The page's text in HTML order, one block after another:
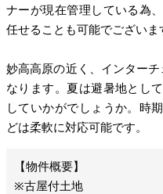
ナーが現在管理している為
任せることも可能でございま
妙高高原の近く、インター
なります。夏は避暑地とし
していかがでしょうか。時
どは柔軟に対応可能です。
※古屋付土地